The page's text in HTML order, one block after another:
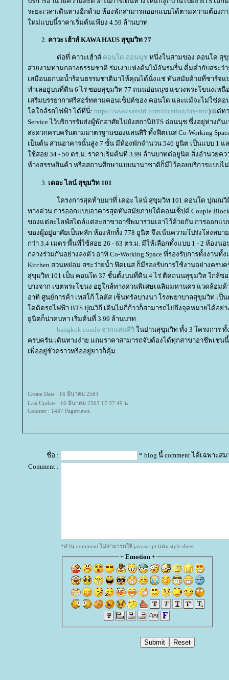
ระยะเวลาเดินทางอีกด้วย ห้องพักสามารถออกแบบได้ตามความต้องก
หม่แบบนี้ราคาเริ่มต้นเพียง 4.59 ล้านบาท
คาวะ เฮ้าส์ KAWA HAUS สุขุมวิท 77
ต่อที่ คาวะเฮ้าส์ คอนโด อ่อนนุช หนึ่งในสามของ คอนโด สุ
สวยงามท่ามกลางธรรมชาติ ร่มเงาแห่งต้นไม้อันร่มรื่น ดื่มด่ำกับสระ
เสมือนยกบ่อน้ำร้อนธรรมชาติมาให้คุณได้นั่งแช่ ทันสมัยด้วยที่ชาร์จแ
ทำเลอยู่บนที่ดิน 6 ไร่ ซอยสุขุมวิท 77 ถนนอ่อนนุช แขวงพระโขนงเหนื
เสริมบรรยากาศรีสอร์ทตามคอนเซ็ปต์ของ คอนโด และแม้จะไม่ใช่ค
ดใกล้รถไฟฟ้า ได้ที่นี่: https://www.sansiri.com/location/bts-mrt/) แต่ท
Service ไว้บริการรับส่งผู้พักอาศัยไปยังสถานีBTS อ่อนนุช ซึ่งอยู่ห่างกัน
สะดวกครบครันตามมาตรฐานของแสนสิริ ทั้งฟิตเนส Co-Working
เป็นต้น ส่วนอาคารนั้นสูง 7 ชั้น มีห้องพักจำนวน 546 ยูนิต เป็นแบบ 1 แ
ช้สอย 34 - 50 ตร.ม. ราคาเริ่มต้นที่ 3.99 ล้านบาทต่อยูนิต สิ่งอำนวยค
ห้างสรรพสินค้า หรือสถานศึกษาแบบนานาชาติก็มีไว้คอยบริการแบบ
เดอะ ไลน์ สุขุมวิท 101
ครงการสุดท้ายมาที่ เดอะ ไลน์ สุขุมวิท 101 คอนโด ปุณณวิถี
ทางด่วน การออกแบบอาคารสุดทันสมัยภายใต้คอนเซ็ปต์ Couple
ของแต่ละไลฟ์สไตล์แต่ละสาขาอาชีพมารวมเอาไว้ด้วยกัน การออกแ
ของผู้อยู่อาศัยเป็นหลัก ห้องพักทั้ง 778 ยูนิต จึงเน้นความโปร่งโล่งสบา
กว่า 3.4 เมตร พื้นที่ใช้สอย 26 - 63 ตร.ม. มีให้เลือกทั้งแบบ 1 - 2 ห้อง
กลางร่วมกันอย่างลงตัว อาทิ Co-Working Space ที่รองรับการทั้งงานทั้
Kitchen สวนหย่อม สระว่ายน้ำ ฟิตเนส ก็มีรองรับการใช้งานอย่างครบ
สุขุมวิท 101 เป็น คอนโด 37 ชั้นตั้งบนที่ดิน 4 ไร่ ติดถนนสุขุมวิท ใกล้ซ
บางจาก เขตพระโขนง อยู่ใกล้ทางด่วนพิเศษเฉลิมมหานคร แวดล้อ
อาทิ ศูนย์การค้า เทสโก้ โลตัส เซ็นทรัลบางนา โรงพยาบาลสุขุมวิท เ
ดติดรถไฟฟ้า BTS ปุณวิถี เดินไม่กี่ก้าวก็สามารถไปถึงจุดหมายได้อย่า
ูนิตก็น่าคบหา เริ่มต้นที่ 3.99 ล้านบาท
bangkok condo จากแสนสิริ นย่านสุขุมวิท ทั้ง 3 โครงการ ทั้
ครบครัน เดินทางง่าย แถมราคาสามารถจับต้องได้ทุกสาขาอาชีพเช่น
เพื่ออยู่ชั่วคราวหรืออยู่ยาวก็คุ้ม
Create Date : 16 มีนาคม 2563
Last Update : 16 มีนาคม 2563 17:37:49 น.
Counter : 1437 Pageviews.
ชื่อ :
* blog นี้ comment ได้เฉพาะส
Comment :
*ส่วน comment ไม่สามารถใช้ javascript และ style sheet
+ Emotion+